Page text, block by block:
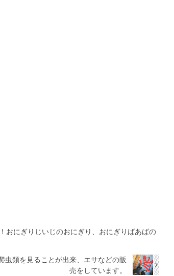
おにぎりじいじのおにぎり、おにぎりばあばの
類を見ることが出来、エサなどの販
売をしています。